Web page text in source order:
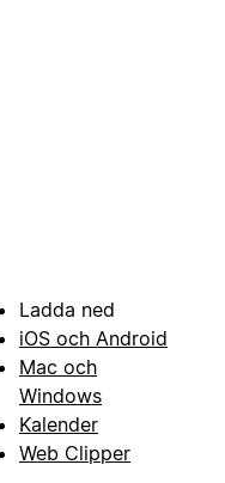
Ladda ned
iOS och Android
Mac och
Windows
Kalender
Web Clipper